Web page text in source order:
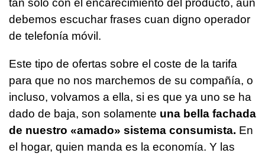
tan solo con el encarecimiento del producto, aún
debemos escuchar frases cuan digno operador
de telefonía móvil.
Este tipo de ofertas sobre el coste de la tarifa
para que no nos marchemos de su compañía, o
incluso, volvamos a ella, si es que ya uno se ha
dado de baja, son solamente una bella fachada
de nuestro «amado» sistema consumista. En
el hogar, quien manda es la economía. Y las